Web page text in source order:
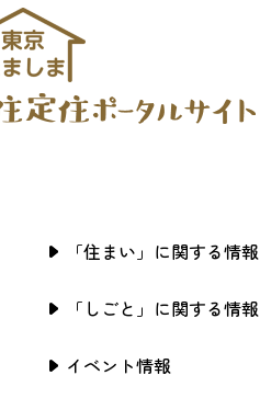
「住まい」に関する情報
「しごと」に関する情報
イベント情報